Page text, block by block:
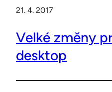
21. 4. 2017
Velké změny
desktop